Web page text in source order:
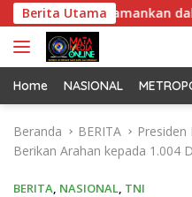
a
g
u
Berita Utama
Diamankan dalam
Home NASIONAL
Beranda BERITA
Berikan Arahan kepada 1.004
BERITA, NASIONAL, TNI